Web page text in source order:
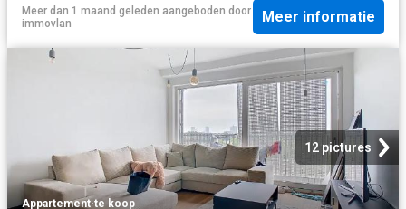
Meer dan 1 maand geleden aangeboden door
immovlan
Meer informatie
12 pictures
Appartement·te koop